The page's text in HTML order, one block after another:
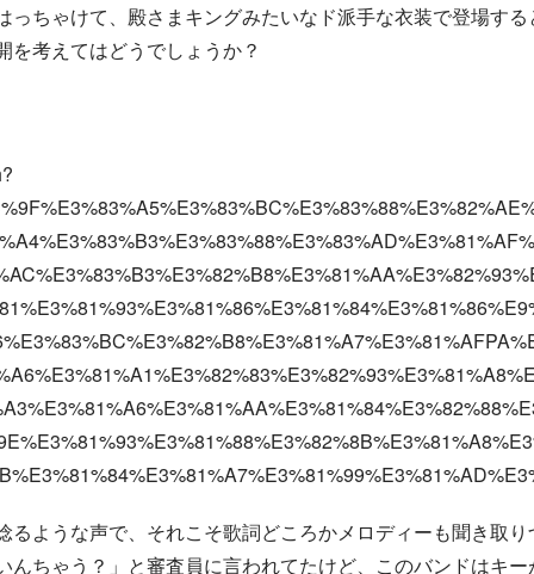
っちゃけて、殿さまキングみたいなド派手な衣装で登場す
を考えてはどうでしょうか？
るような声で、それこそ歌詞どころかメロディーも聞き取
んちゃう？」と審査員に言われてたけど、このバンドはキ